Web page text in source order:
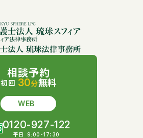
相談予約
初回 30分無料
WEB
0120-927-122
平日 9:00-17：30